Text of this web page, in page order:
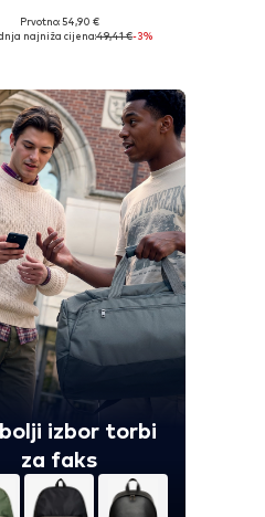
veličine: One Size
Prvotno: 54,90 €
najniža cijena:49,41 €-3%
izbor torbi
za faks